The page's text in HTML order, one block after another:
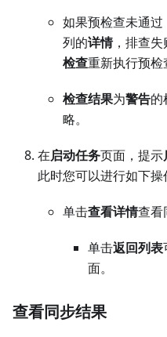
如果预检查未通
列的详情，排查失
检查重新执行预检
检查结果为警告的
略。
在启动任务页面，提示
此时您可以进行如下操
单击查看详情查看
单击返回列表
面。
查看同步结果